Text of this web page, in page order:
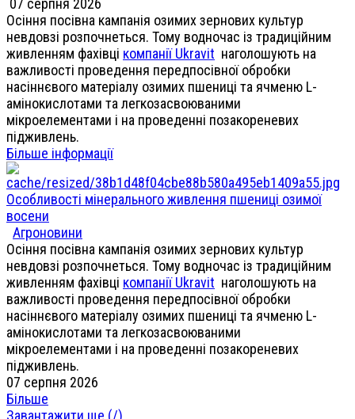
07 серпня 2026
Осіння посівна кампанія озимих зернових культур
невдовзі розпочнеться. Тому водночас із традиційним
живленням фахівці компанії Ukravit наголошують на
важливості проведення передпосівної обробки
насіннєвого матеріалу озимих пшениці та ячменю L-
амінокислотами та легкозасвоюваними
мікроелементами і на проведенні позакореневих
підживлень.
Більше інформації
Особливості мінерального живлення пшениці озимої
восени
Агроновини
Осіння посівна кампанія озимих зернових культур
невдовзі розпочнеться. Тому водночас із традиційним
живленням фахівці компанії Ukravit наголошують на
важливості проведення передпосівної обробки
насіннєвого матеріалу озимих пшениці та ячменю L-
амінокислотами та легкозасвоюваними
мікроелементами і на проведенні позакореневих
підживлень.
07 серпня 2026
Більше
Завантажити ще (/)